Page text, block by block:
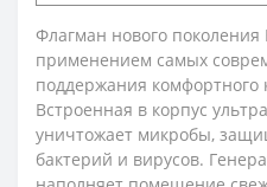
Флагман нового поколения
применением самых
поддержания
Встроенная в корпус
уничтожает микробы,
бактерий и вирусов.